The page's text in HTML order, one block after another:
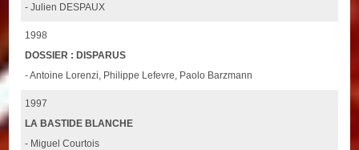
- Julien DESPAUX
1998
DOSSIER : DISPARUS
- Antoine Lorenzi, Philippe Lefevre, Paolo Barzmann
1997
LA BASTIDE BLANCHE
- Miguel Courtois